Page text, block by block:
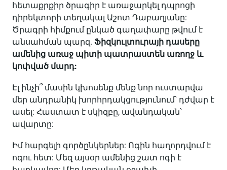
հետաքրքիր ծրագիր է առաջարկել դպրոցի
դիրեկտորի տեղակալ Աշոտ Դաբաղյանը:
Ծրագրի հիմքում ընկած գաղափարը թվում է
անսահման պարզ. Ֆիզկուլտուրայի դասերը
ամենից առաջ պիտի պատրաստեն առողջ և
կոփված մարդ:
Էլ ինչի՞ մասին կխոսենք մենք նոր ուստարվա
մեր անդրանիկ խորհրդակցությունում՝ դժվար է
ասել: Հաստատ է սկիզբը, ավանդական՝
ավարտը:
Իմ հարգելի գործընկերներ: Ոգին հաղորդվում է
ոգու հետ: Մեզ այսօր ամենից շատ ոգի է